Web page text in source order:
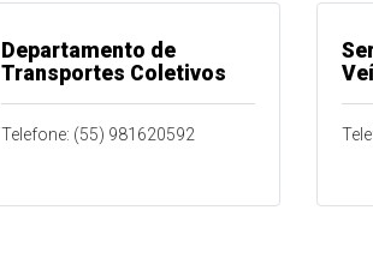
Departamento de
Transportes Coletivos
Telefone: (55) 981620592